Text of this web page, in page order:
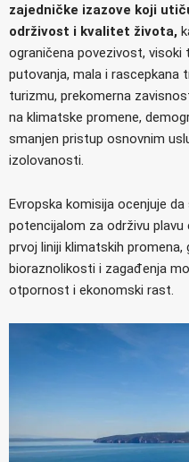
zajedničke izazove koji
održivost i kvalitet života,
ograničena povezivost, visoki
putovanja, mala i
turizmu, prekomerna
na klimatske promene,
smanjen pristup osnovnim
izolovanosti.
Evropska komisija ocenjuje
potencijalom za održivu
prvoj liniji klimatskih
bioraznolikosti i zagađenja
otpornost i ekonomski rast.